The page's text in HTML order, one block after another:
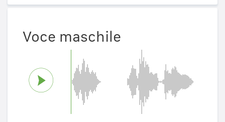
Voce maschile